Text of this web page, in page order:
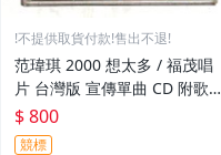
!不提供取貨付款!售出不退!
范瑋琪 2000 想太多 / 福茂唱
片 台灣版 宣傳單曲 CD 附歌詞
/ 選自 "范范的世界"
$ 800
競標